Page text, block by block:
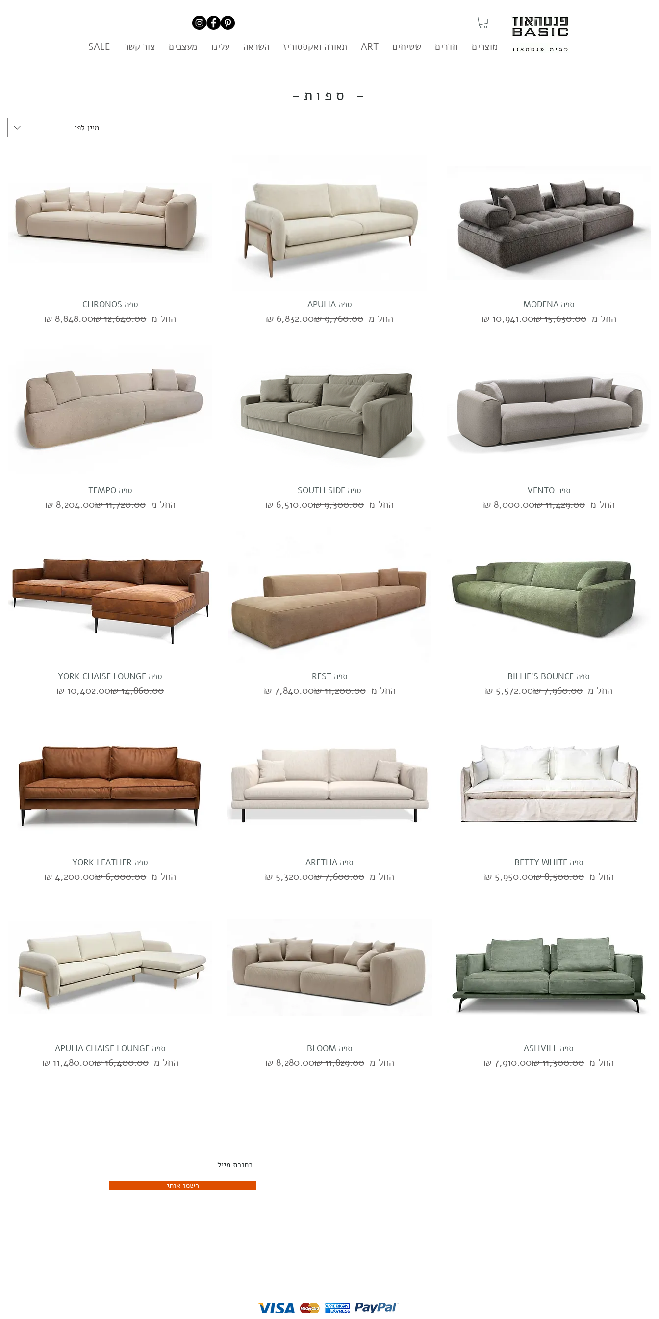
מוצרים חדרים שטיחים ART תאורה ואקססוריז השראה עלינו מעצבים צור קשר SALE
-ספות -
מיין לפי
ספה MODENA
החל מ-
מחיר רגיל
‏15,630.00 ‏₪
‏10,941.00 ‏₪מחיר מבצע
ספה APULIA
החל מ-
מחיר רגיל ‏6,832.00 ‏₪מחיר מבצע
ספה CHRONOS
החל מ-
מחיר רגיל
‏12,640.00 ‏₪
‏8,848.00 ‏₪מחיר מבצע
ספה VENTO
החל מ-
מחיר רגיל
‏11,429.00 ‏₪
‏8,000.00 ‏₪מחיר מבצע
ספה SOUTH SIDE
החל מ-
מחיר רגיל ‏6,510.00 ‏₪מחיר מבצע
ספה TEMPO
החל מ-
מחיר רגיל
‏11,720.00 ‏₪
‏8,204.00 ‏₪מחיר מבצע
ספה BILLIE'S BOUNCE
החל מ-
מחיר רגיל
‏7,960.00 ‏₪
‏5,572.00 ‏₪מחיר מבצע
ספה REST
החל מ-
מחיר רגיל
‏11,200.00 ‏₪
‏7,840.00 ‏₪מחיר מבצע
ספה YORK CHAISE LOUNGE
מחיר רגיל ‏14,860.00 ‏₪ מחיר מבצע‏10,402.00 ‏₪
ספה BETTY WHITE
החל מ-
מחיר רגיל
‏8,500.00 ‏₪
‏5,950.00 ‏₪מחיר מבצע
ספה ARETHA
החל מ-
מחיר רגיל ‏5,320.00 ‏₪מחיר מבצע
ספה YORK LEATHER
החל מ-
מחיר רגיל
‏6,000.00 ‏₪
‏4,200.00 ‏₪מחיר מבצע
ספה ASHVILL
החל מ-
מחיר רגיל
‏11,300.00 ‏₪
‏7,910.00 ‏₪מחיר מבצע
ספה BLOOM
החל מ-
מחיר רגיל
‏11,829.00 ‏₪
‏8,280.00 ‏₪מחיר מבצע
ספה APULIA CHAISE LOUNGE
החל מ-
מחיר רגיל
‏16,400.00 ‏₪
‏11,480.00 ‏₪מחיר מבצע
רשמו אותי